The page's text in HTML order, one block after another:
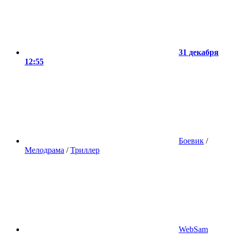
31 декабря
12:55
Боевик /
Мелодрама /Триллер
WebSam